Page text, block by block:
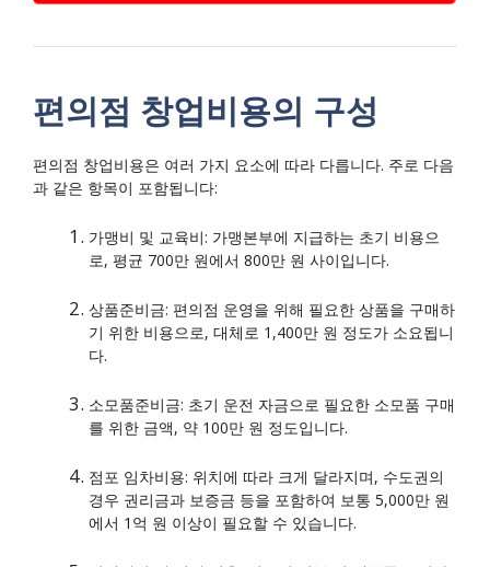
편의점 창업비용의 구성
편의점 창업비용은 여러 가지 요소에 따라 다릅니다. 주로 다음
과 같은 항목이 포함됩니다:
가맹비 및 교육비: 가맹본부에 지급하는 초기 비용으
로, 평균 700만 원에서 800만 원 사이입니다.
상품준비금: 편의점 운영을 위해 필요한 상품을 구매하
기 위한 비용으로, 대체로 1,400만 원 정도가 소요됩니
다.
소모품준비금: 초기 운전 자금으로 필요한 소모품 구매
를 위한 금액, 약 100만 원 정도입니다.
점포 임차비용: 위치에 따라 크게 달라지며, 수도권의
경우 권리금과 보증금 등을 포함하여 보통 5,000만 원
에서 1억 원 이상이 필요할 수 있습니다.